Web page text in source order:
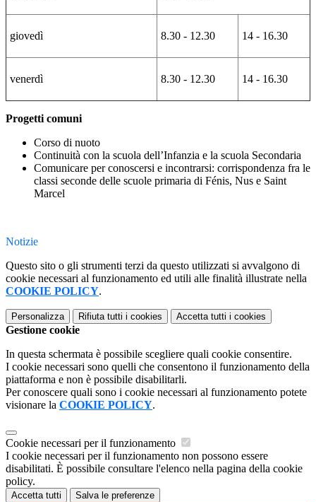
giovedì 8.30 - 12.30 14 - 16.30
venerdì 8.30 - 12.30 14 - 16.30
Progetti comuni
Corso di nuoto
Continuità con la scuola dell’Infanzia e la scuola Secondaria
Comunicare per conoscersi e incontrarsi: corrispondenza fra le
classi seconde delle scuole primaria di Fénis, Nus e Saint
Marcel
Notizie
Questo sito o gli strumenti terzi da questo utilizzati si avvalgono di
cookie necessari al funzionamento ed utili alle finalità illustrate nella
COOKIE POLICY.
Personalizza Rifiuta tutti i cookies Accetta tutti i cookies
Gestione cookie
In questa schermata è possibile scegliere quali cookie consentire.
I cookie necessari sono quelli che consentono il funzionamento della
piattaforma e non è possibile disabilitarli.
Per conoscere quali sono i cookie necessari al funzionamento potete
visionare la COOKIE POLICY.
Cookie necessari per il funzionamento
I cookie necessari per il funzionamento non possono essere
disabilitati. È possibile consultare l'elenco nella pagina della cookie
policy.
Accetta tutti Salva le preferenze